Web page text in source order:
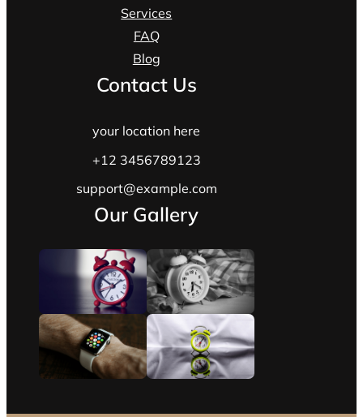
Services
FAQ
Blog
Contact Us
your location here
+12 3456789123
support@example.com
Our Gallery